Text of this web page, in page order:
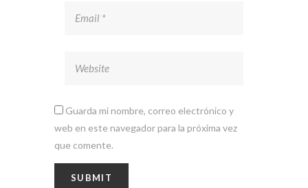
Guarda mi nombre, correo electrónico y
web en este navegador para la próxima vez
que comente.